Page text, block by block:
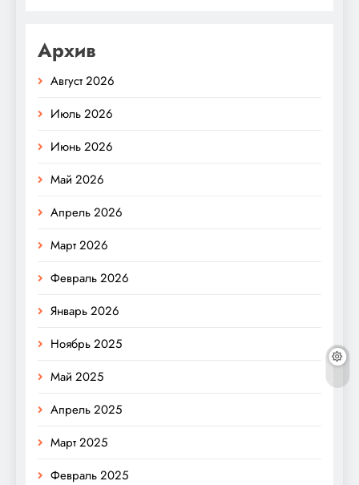
Архив
Август 2026
Июль 2026
Июнь 2026
Май 2026
Апрель 2026
Март 2026
Февраль 2026
Январь 2026
Ноябрь 2025
Май 2025
Апрель 2025
Март 2025
Февраль 2025